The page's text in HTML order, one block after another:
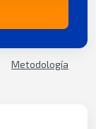
Metodología